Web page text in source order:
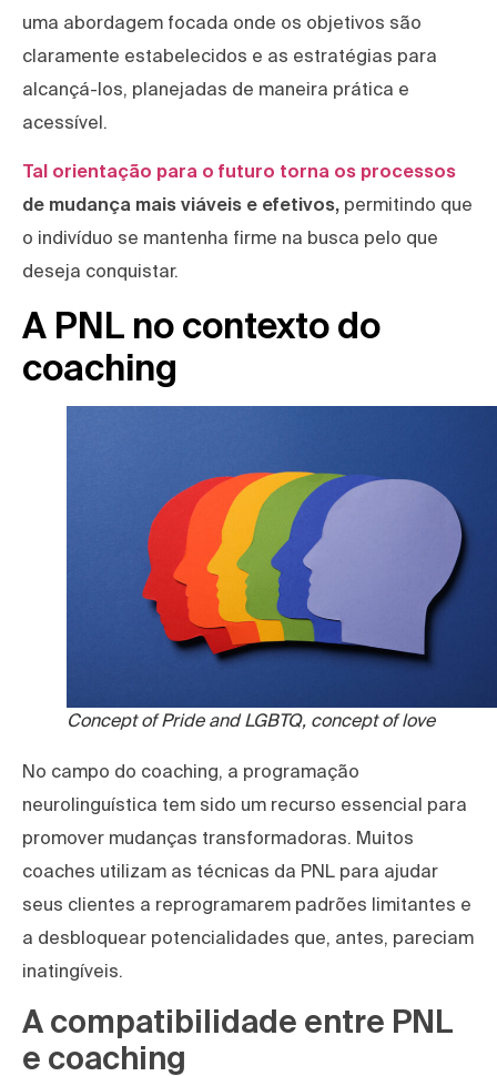
uma abordagem focada onde os objetivos são
claramente estabelecidos e as estratégias para
alcançá-los, planejadas de maneira prática e
acessível.
Tal orientação para o futuro torna os processos
de mudança mais viáveis e efetivos, permitindo que
o indivíduo se mantenha firme na busca pelo que
deseja conquistar.
A PNL no contexto do
coaching
Concept of Pride and LGBTQ, concept of love
No campo do coaching, a programação
neurolinguística tem sido um recurso essencial para
promover mudanças transformadoras. Muitos
coaches utilizam as técnicas da PNL para ajudar
seus clientes a reprogramarem padrões limitantes e
a desbloquear potencialidades que, antes, pareciam
inatingíveis.
A compatibilidade entre PNL
e coaching